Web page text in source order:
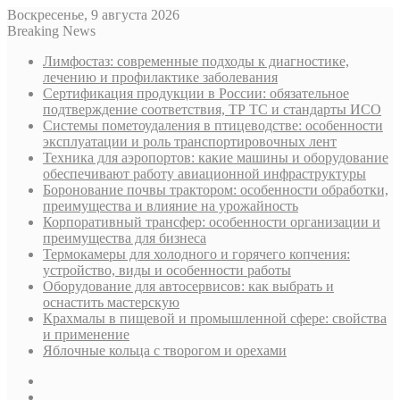
Воскресенье, 9 августа 2026
Breaking News
Лимфостаз: современные подходы к диагностике,
лечению и профилактике заболевания
Сертификация продукции в России: обязательное
подтверждение соответствия, ТР ТС и стандарты ИСО
Системы пометоудаления в птицеводстве: особенности
эксплуатации и роль транспортировочных лент
Техника для аэропортов: какие машины и оборудование
обеспечивают работу авиационной инфраструктуры
Боронование почвы трактором: особенности обработки,
преимущества и влияние на урожайность
Корпоративный трансфер: особенности организации и
преимущества для бизнеса
Термокамеры для холодного и горячего копчения:
устройство, виды и особенности работы
Оборудование для автосервисов: как выбрать и
оснастить мастерскую
Крахмалы в пищевой и промышленной сфере: свойства
и применение
Яблочные кольца с творогом и орехами